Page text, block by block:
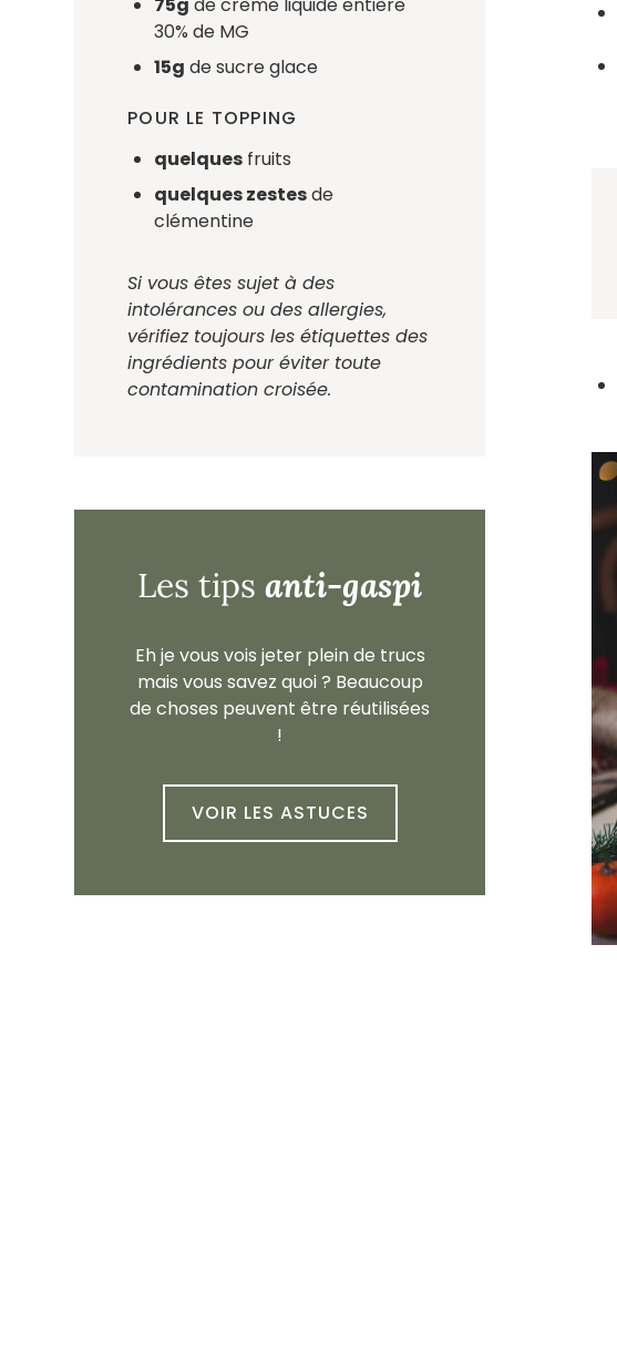
30% de MG⁠⁠
15g de sucre glace
POUR LE TOPPING
quelques fruits
quelques zestesde
clémentine
Si vous êtes sujet à des
intolérances ou des allergies,
vérifiez toujours les étiquettes des
ingrédients pour éviter toute
contamination croisée.
Les tipsanti-gaspi
Eh je vous vois jeter plein de trucs
mais vous savez quoi ? Beaucoup
de choses peuvent être réutilisées
!
VOIR LES ASTUCES